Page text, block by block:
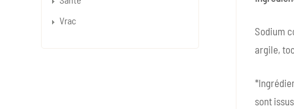
Sodium
argile,
sont
Vrac